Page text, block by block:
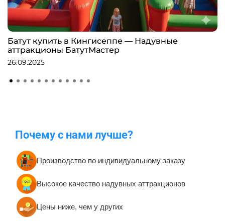
Батут купить в Кингисеппе — Надувные
аттракционы БатутМастер
26.09.2025
Почему с нами лучше?
Производство по индивидуальному заказу
Высокое качество надувных аттракционов
Цены ниже, чем у других